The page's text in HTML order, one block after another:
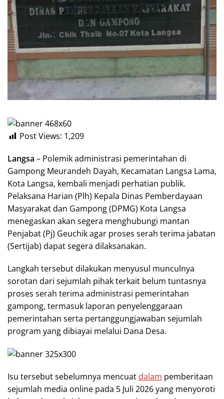
Post Views: 1,209
Langsa – Polemik administrasi pemerintahan di
Gampong Meurandeh Dayah, Kecamatan Langsa Lama,
Kota Langsa, kembali menjadi perhatian publik.
Pelaksana Harian (Plh) Kepala Dinas Pemberdayaan
Masyarakat dan Gampong (DPMG) Kota Langsa
menegaskan akan segera menghubungi mantan
Penjabat (Pj) Geuchik agar proses serah terima jabatan
(Sertijab) dapat segera dilaksanakan.
Langkah tersebut dilakukan menyusul munculnya
sorotan dari sejumlah pihak terkait belum tuntasnya
proses serah terima administrasi pemerintahan
gampong, termasuk laporan penyelenggaraan
pemerintahan serta pertanggungjawaban sejumlah
program yang dibiayai melalui Dana Desa.
Isu tersebut sebelumnya mencuat dalam pemberitaan
sejumlah media online pada 5 Juli 2026 yang menyoroti